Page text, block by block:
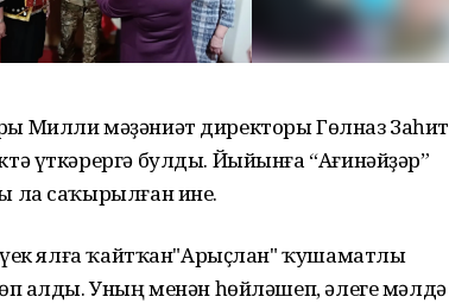
Милли мәҙәниәт директоры Гөлназ Заһит
үткәрергә булды. Йыйынға “Ағинәйҙәр”
ла саҡырылған ине.
ялға ҡайтҡан"Арыҫлан" ҡушаматлы
алды. Уның менән һөйләшеп, әлеге мәлдә